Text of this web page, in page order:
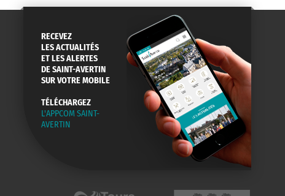
SCOLAIRE
AGENDA
DES SORTIES
URBANISME PISCINE
DÉCHETS
ET COLLECTES
RECEVEZ
LES ACTUALITÉS
ET LES ALERTES
DE SAINT-AVERTIN
SUR VOTRE MOBILE
TÉLÉCHARGEZ
L'APPCOM SAINT-
AVERTIN